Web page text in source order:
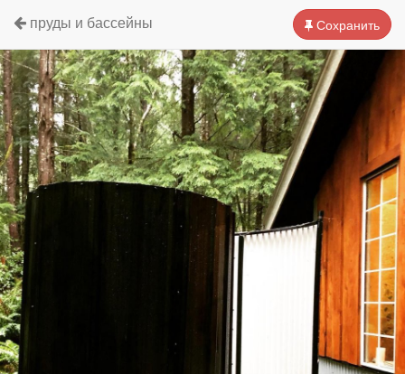
Сохранить
пруды и бассейны